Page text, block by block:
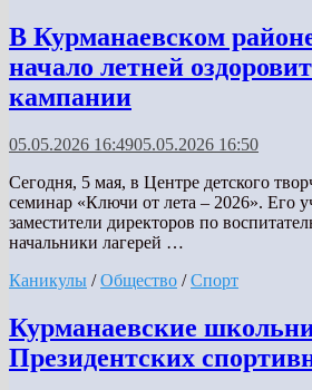
В Курманаевском
начало летней
кампании
05.05.2026 16:4905.05.2026 16:50
Сегодня, 5 мая, в Центре детского
семинар «Ключи от лета – 2026». Его
заместители директоров по
начальники лагерей …
Каникулы /Общество /Спорт
Курманаевские
Президентских